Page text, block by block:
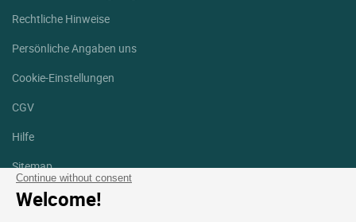
Continue without consent
Welcome!
Rechtliche Hinweise
Persönliche Angaben uns
Cookie-Einstellungen
CGV
Hilfe
Sitemap
Fotodanksagungen